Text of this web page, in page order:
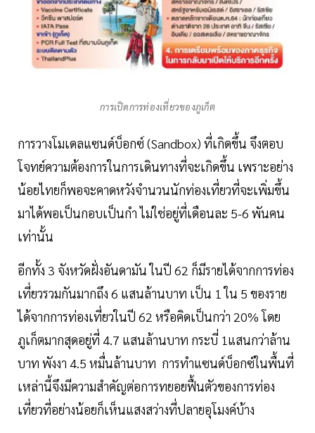
การเปิดการท่องเที่ยวของภูเก็ต
การวางโมเดลแซนด์บ็อกซ์ (Sandbox) ที่เกิดขึ้น จึงตอบ
โจทย์ความต้องการในการเดินทางที่จะเกิดขึ้น เพราะอย่าง
น้อยไทยก็พอจะคาดหวังจำนวนนักท่องเที่ยวที่จะเพิ่มขึ้น
มาได้พอเป็นกอบเป็นกำ ไม่ใช่อยู่ที่เดือนละ 5-6 พันคน
เท่านั้น
อีกทั้ง 3 จังหวัดฝั่งอันดามัน ในปี 62 ก็มีรายได้จากการท่อง
เที่ยวรวมกันมากถึง 6 แสนล้านบาท เป็น 1 ใน 5 ของราย
ได้จากการท่องเที่ยวในปี 62 หรือคิดเป็นกว่า 20% โดย
ภูเก็ตมากสุดอยู่ที่ 4.7 แสนล้านบาท กระบี่ 1แสนกว่าล้าน
บาท พังงา 4.5 หมื่นล้านบาท การทำแซนด์บ็อกซ์ในพื้นที่
เหล่านี้จึงมีความสำคัญต่อการทยอยฟื้นตัวของการท่อง
เที่ยวที่อย่างน้อยก็เห็นแสงสว่างที่ปลายอุโมงค์บ้าง